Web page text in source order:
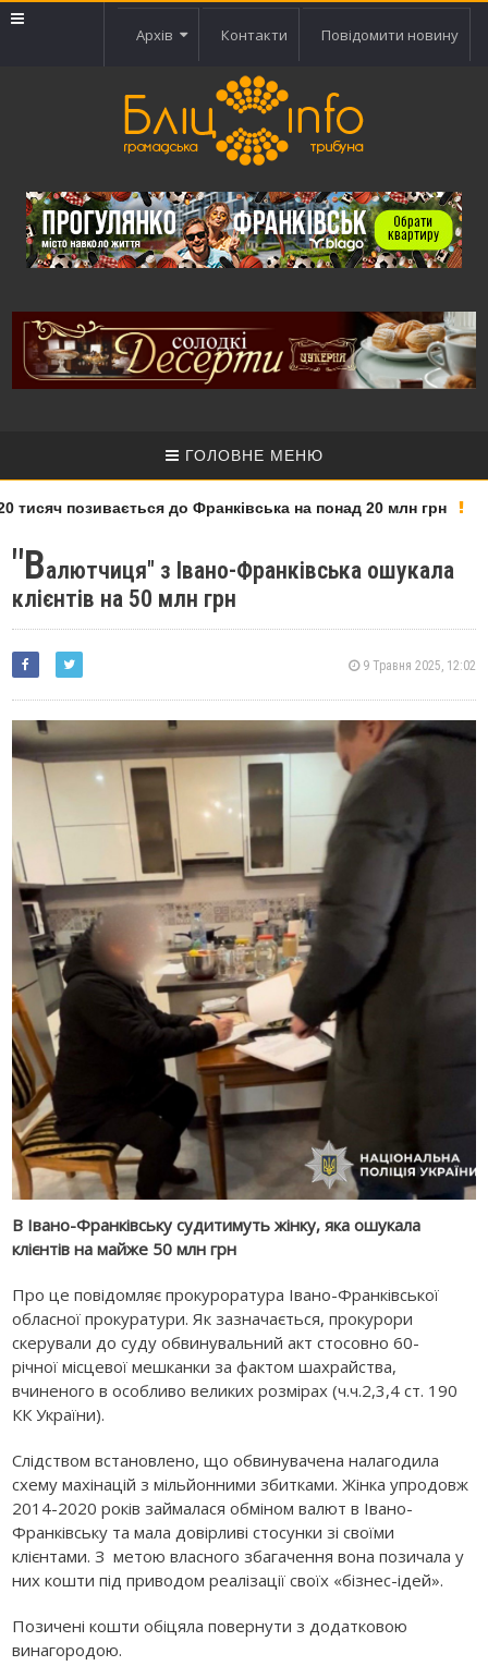
Архів Контакти Повідомити новину
ГОЛОВНЕ МЕНЮ
позивається до Франківська на понад 20 млн грн
"Валютчиця" з Івано-Франківська ошукала
клієнтів на 50 млн грн
9 Травня 2025, 12:02
В Івано-Франківську судитимуть жінку, яка ошукала
клієнтів на майже 50 млн грн
Про це повідомляє прокуроратура Івано-Франківської
обласної прокуратури. Як зазначається, прокурори
скерували до суду обвинувальний акт стосовно 60-
річної місцевої мешканки за фактом шахрайства,
вчиненого в особливо великих розмірах (ч.ч.2,3,4 ст. 190
КК України).
Слідством встановлено, що обвинувачена налагодила
схему махінацій з мільйонними збитками. Жінка упродовж
2014-2020 років займалася обміном валют в Івано-
Франківську та мала довірливі стосунки зі своїми
клієнтами.З метою власного збагачення вона позичала у
нихкоштипід приводом реалізації своїх «бізнес-ідей».
Позичені кошти обіцяла повернути з додатковою
винагородою.